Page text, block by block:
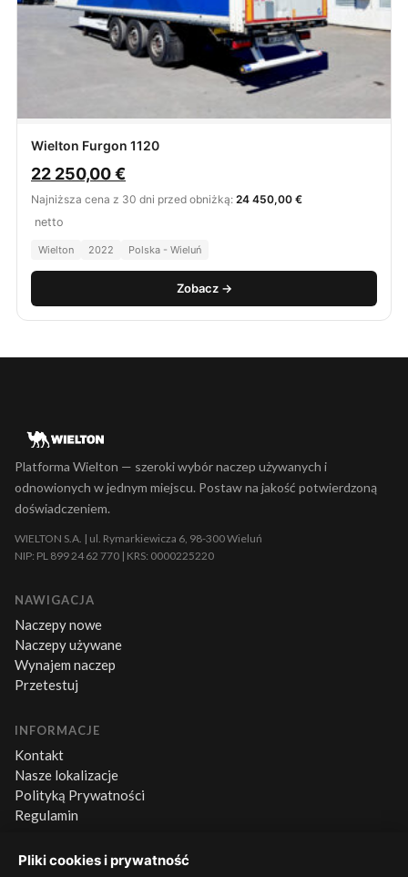
Wielton Furgon 1120
22 250,00€
Najniższa cena z 30 dni przed obniżką: 24 450,00 €
netto
Wielton 2022 Polska - Wieluń
Zobacz →
Pliki cookies i prywatność
Platforma Wielton — szeroki wybór naczep używanych i
odnowionych w jednym miejscu. Postaw na jakość potwierdzoną
doświadczeniem.
WIELTON S.A. | ul. Rymarkiewicza 6, 98-300 Wieluń
NIP: PL 899 24 62 770 | KRS: 0000225220
NAWIGACJA
Naczepy nowe
Naczepy używane
Wynajem naczep
Przetestuj
INFORMACJE
Kontakt
Nasze lokalizacje
Polityką Prywatności
Regulamin
KONTAKT